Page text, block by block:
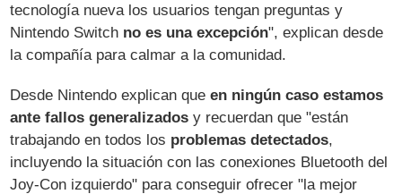
tecnología nueva los usuarios tengan preguntas y
Nintendo Switch no es una excepción", explican desde
la compañía para calmar a la comunidad.
Desde Nintendo explican queen ningún caso estamos
ante fallos generalizados y recuerdan que "están
trabajando en todos los problemas detectados,
incluyendo la situación con las conexiones Bluetooth del
Joy-Con izquierdo" para conseguir ofrecer "la mejor